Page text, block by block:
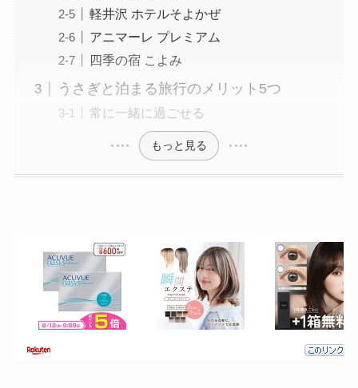
軽井沢 ホテルそよかぜ
アニマーレ プレミアム
四季の宿 こよみ
うさぎと泊まる旅行のメリット5つ
常に一緒に過ごせる
もっと見る